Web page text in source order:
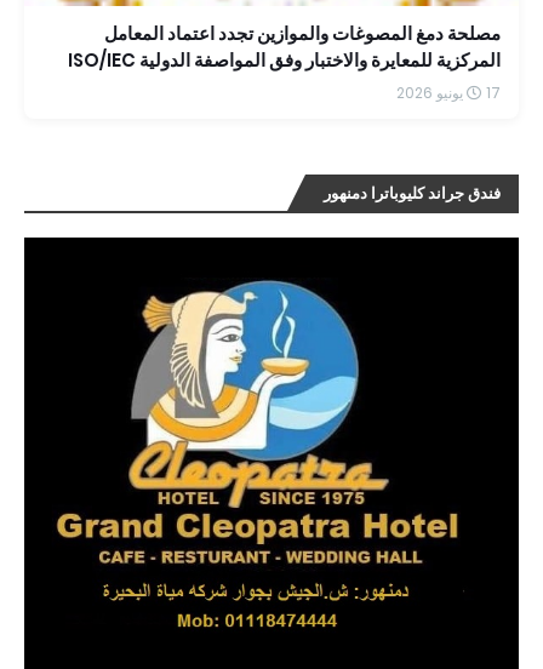
مصلحة دمغ المصوغات والموازين تجدد اعتماد المعامل
المركزية للمعايرة والاختبار وفق المواصفة الدولية ISO/IEC
17025:2017 حتى عام 2030
17 يونيو 2026
فندق جراند كليوباترا دمنهور